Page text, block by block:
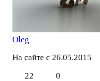
Oleg
На сайте с 26.05.2015
22
0